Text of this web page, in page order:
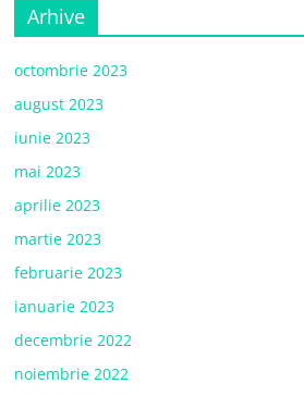
Arhive
octombrie 2023
august 2023
iunie 2023
mai 2023
aprilie 2023
martie 2023
februarie 2023
ianuarie 2023
decembrie 2022
noiembrie 2022